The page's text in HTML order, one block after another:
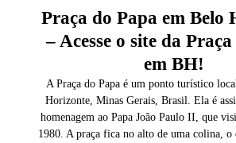
Praça do Papa em Belo
– Acesse o site da
em BH!
A Praça do Papa é um ponto turístico
Horizonte, Minas Gerais, Brasil. Ela é
homenagem ao Papa João Paulo II, que
1980. A praça fica no alto de uma colina, o